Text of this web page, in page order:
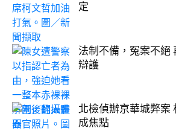
定
法制不備，冤案不絕
辯護
北檢偵辦京華城弊案
成焦點